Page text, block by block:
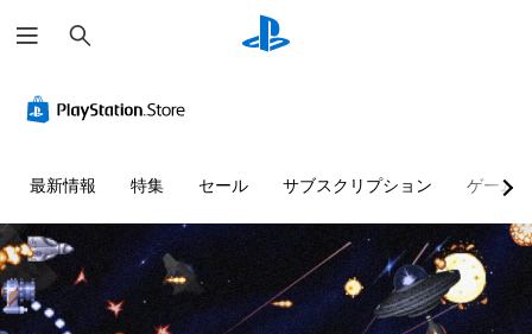
索
最新情報 特集 セール サブスクリプション ゲーム